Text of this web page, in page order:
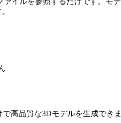
高品質な3Dモデルを生成で